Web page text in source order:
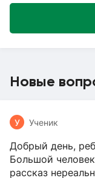
Новые
У Ученик
Добрый день,
Большой
рассказ